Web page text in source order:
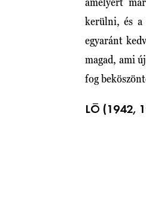
kerülni, és a
egyaránt
magad, ami
fog
LÓ (1942,